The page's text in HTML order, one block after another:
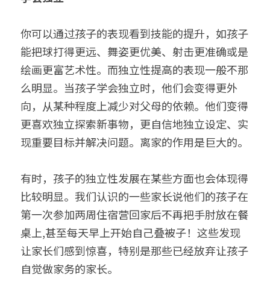
你可以通过孩子的表现看到技能的提升，如孩子
能把球打得更远、舞姿更优美、射击更准确或是
绘画更富艺术性。而独立性提高的表现一般不那
么明显。当孩子学会独立时，他们会变得更外
向，从某种程度上减少对父母的依赖。他们变得
更喜欢独立探索新事物，更自信地独立设定、实
现重要目标并解决问题。离家的作用是巨大的。
有时，孩子的独立性发展在某些方面也会体现得
比较明显。我们认识的一些家长说他们的孩子在
第一次参加两周住宿营回家后不再把手肘放在餐
桌上,甚至每天早上开始自己叠被子！这些发现
让家长们感到惊喜，特别是那些已经放弃让孩子
自觉做家务的家长。